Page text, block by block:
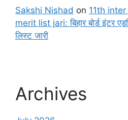
Sakshi Nishad on 11th
merit list jari: बिहार बोर्ड इंटर
लिस्ट जारी
Archives